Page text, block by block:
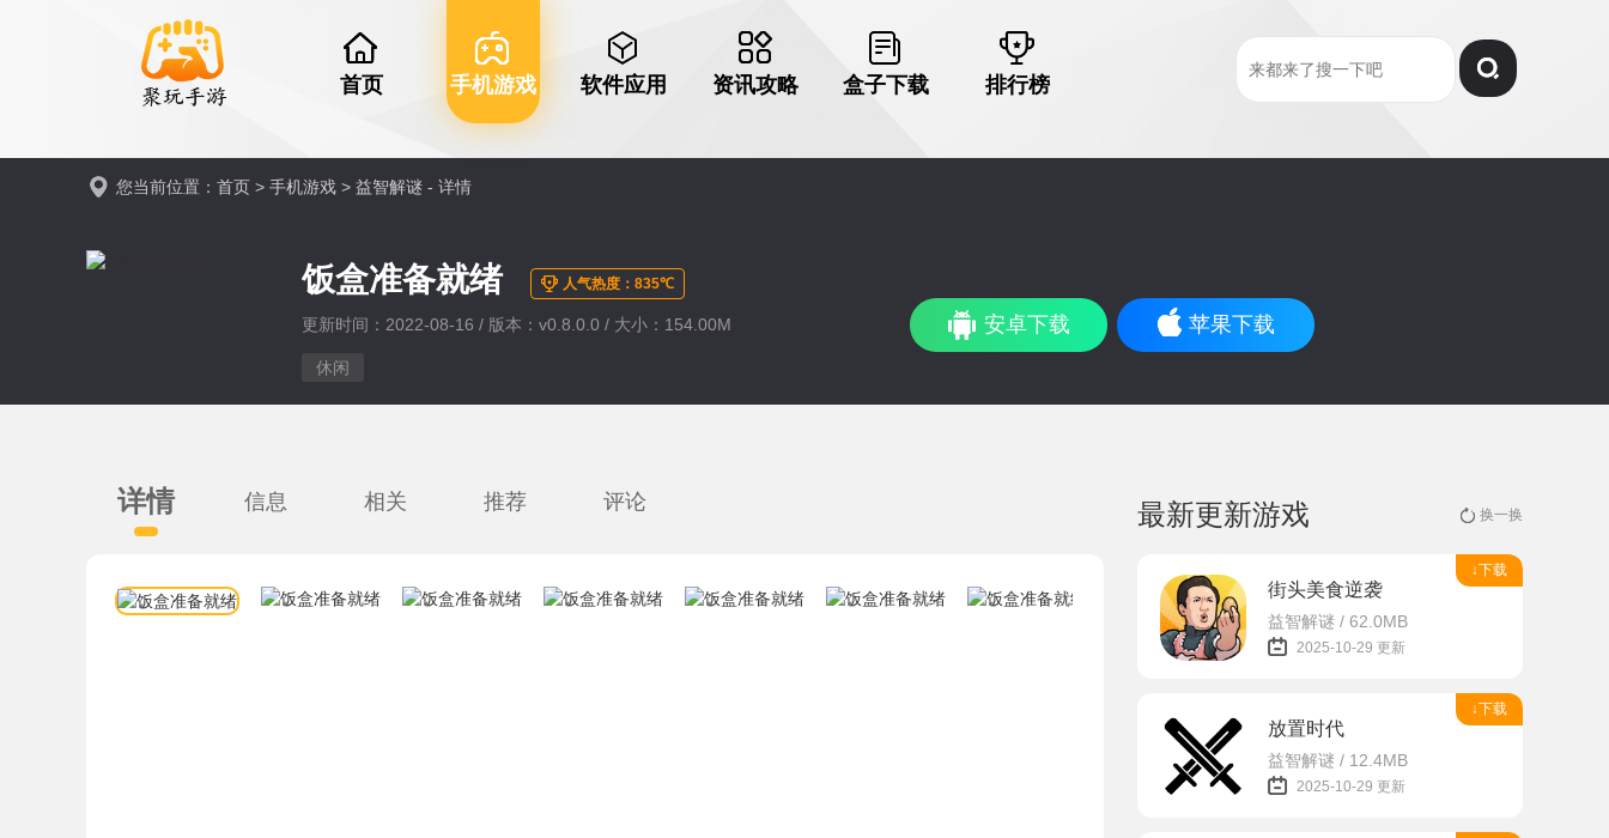
首页 手机游戏 软件应用 资讯攻略 盒子下载 排行榜
您当前位置： 首页 > 手机游戏 > 益智解谜 - 详情
饭盒准备就绪 人气热度：835℃
更新时间：2022-08-16 / 版本：v0.8.0.0 / 大小：154.00M
休闲
安卓下载 苹果下载
详情 信息 相关 推荐 评论 最新更新游戏 换一换
↓下载
街头美食逆袭
益智解谜 / 62.0MB
2025-10-29 更新
↓下载
放置时代
益智解谜 / 12.4MB
2025-10-29 更新